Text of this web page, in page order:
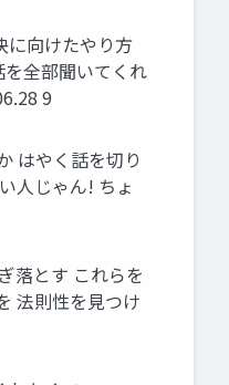
向けたやり⽅
全部聞いてくれ
9
はやく話を切り
⼈じゃん! ちょ
落とす これらを
法則性を⾒つけ